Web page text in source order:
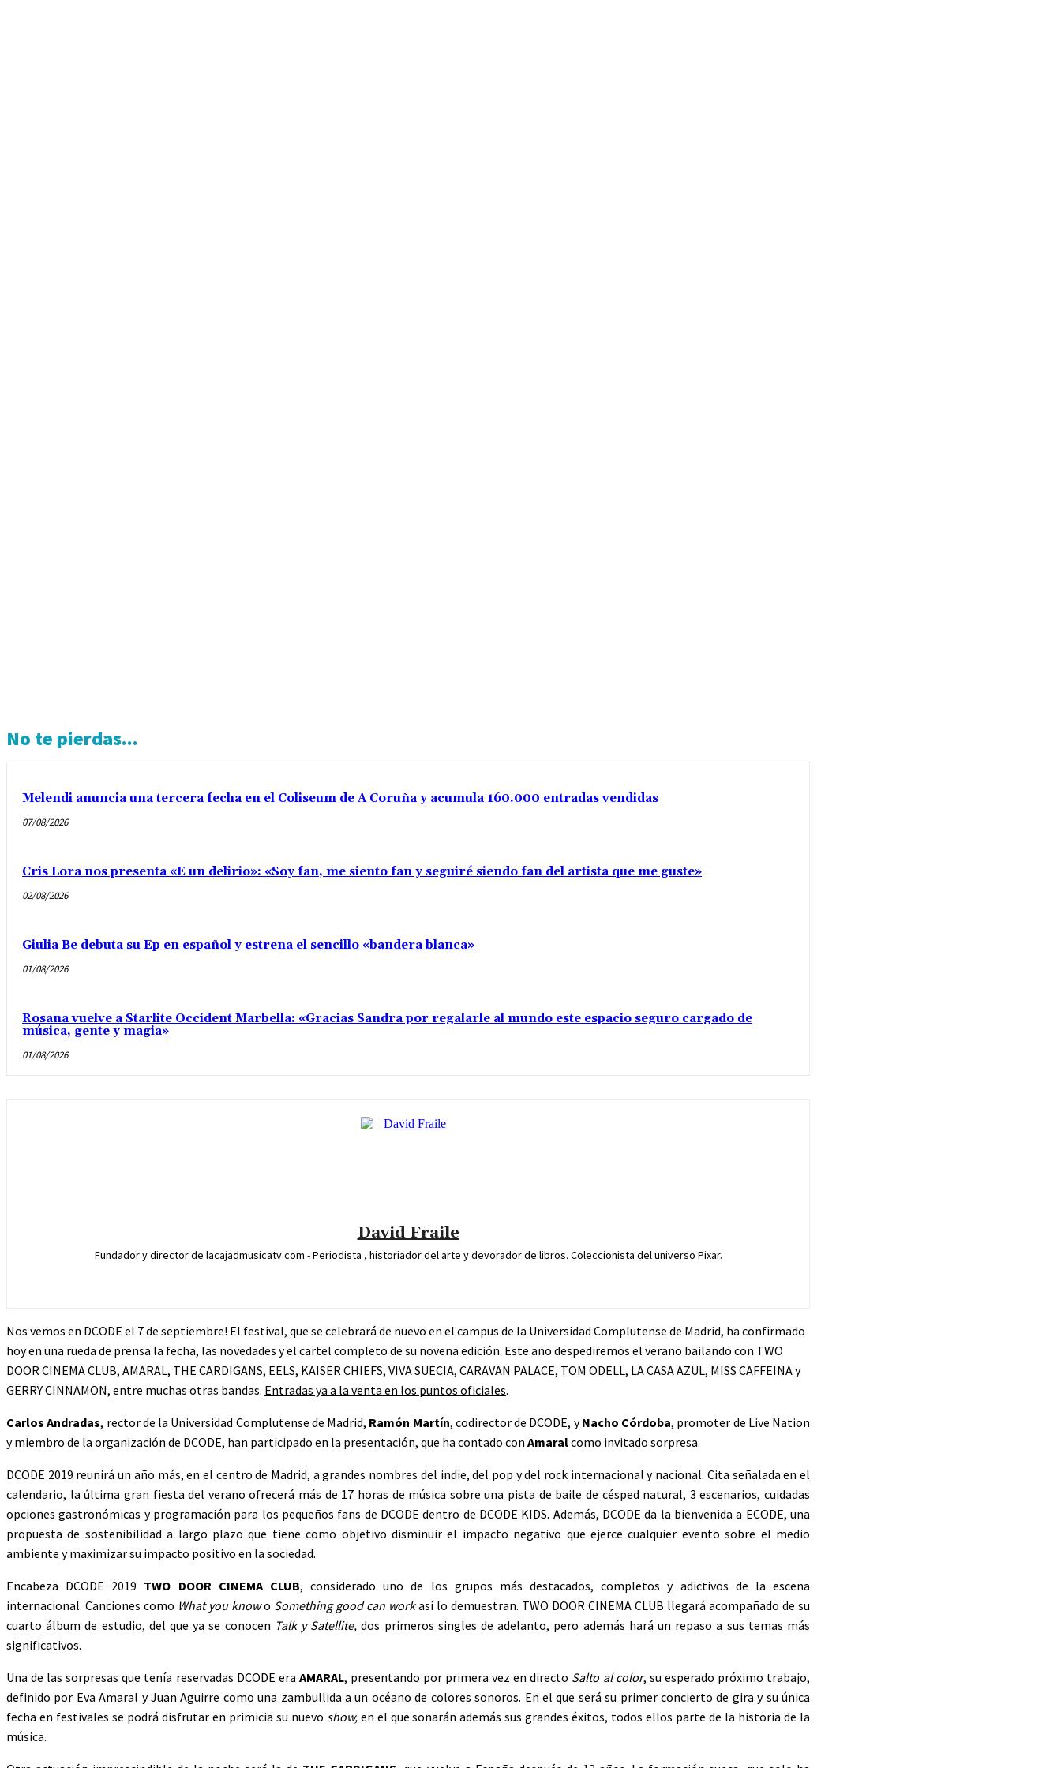
No te pierdas...
Melendi anuncia una tercera fecha en el Coliseum de A Coruña y acumula 160.000 entradas vendidas
07/08/2026
Cris Lora nos presenta «E un delirio»: «Soy fan, me siento fan y seguiré siendo fan del artista que me guste»
02/08/2026
Giulia Be debuta su Ep en español y estrena el sencillo «bandera blanca»
01/08/2026
Rosana vuelve a Starlite Occident Marbella: «Gracias Sandra por regalarle al mundo este espacio seguro cargado de
música, gente y magia»
01/08/2026
David Fraile
Fundador y director de lacajadmusicatv.com - Periodista , historiador del arte y devorador de libros. Coleccionista del universo Pixar.
Nos vemos en DCODE el 7 de septiembre! El festival, que se celebrará de nuevo en el campus de la Universidad Complutense de Madrid, ha confirmado
hoy en una rueda de prensa la fecha, las novedades y el cartel completo de su novena edición. Este año despediremos el verano bailando con TWO
DOOR CINEMA CLUB, AMARAL, THE CARDIGANS, EELS, KAISER CHIEFS, VIVA SUECIA, CARAVAN PALACE, TOM ODELL, LA CASA AZUL, MISS CAFFEINA y
GERRY CINNAMON, entre muchas otras bandas. Entradas ya a la venta en los puntos oficiales.
Carlos Andradas, rector de la Universidad Complutense de Madrid, Ramón Martín, codirector de DCODE, yNacho Córdoba, promoter de Live Nation
y miembro de la organización de DCODE, han participado en la presentación, que ha contado con Amaralcomo invitado sorpresa.
DCODE 2019 reunirá un año más, en el centro de Madrid, a grandes nombres del indie, del pop y del rock internacional y nacional. Cita señalada en el
calendario, la última gran fiesta del verano ofrecerá más de 17 horas de música sobre una pista de baile de césped natural, 3 escenarios, cuidadas
opciones gastronómicas y programación para los pequeños fans de DCODE dentro de DCODE KIDS. Además, DCODE da la bienvenida a ECODE, una
propuesta de sostenibilidad a largo plazo que tiene como objetivo disminuir el impacto negativo que ejerce cualquier evento sobre el medio
ambiente y maximizar su impacto positivo en la sociedad.
Encabeza DCODE 2019 TWO DOOR CINEMA CLUB, considerado uno de los grupos más destacados, completos y adictivos de la escena
internacional. Canciones como What you knowo Something good can workasí lo demuestran. TWO DOOR CINEMA CLUB llegará acompañado de su
cuarto álbum de estudio, del que ya se conocen Talk y Satellite,dos primeros singles de adelanto, pero además hará un repaso a sus temas más
significativos.
Una de las sorpresas que tenía reservadas DCODE era AMARAL, presentando por primera vez en directo Salto al color, su esperado próximo trabajo,
definido por Eva Amaral y Juan Aguirre como una zambullida a un océano de colores sonoros. En el que será su primer concierto de gira y su única
fecha en festivales se podrá disfrutar en primicia su nuevo show, en el que sonarán además sus grandes éxitos, todos ellos parte de la historia de la
música.